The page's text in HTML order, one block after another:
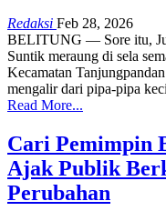
Redaksi Feb 28, 2026
BELITUNG — Sore itu,
Suntik meraung di sela
Kecamatan
mengalir dari pipa-pipa
Read More...
Cari Pemimpin
Ajak Publik
Perubahan